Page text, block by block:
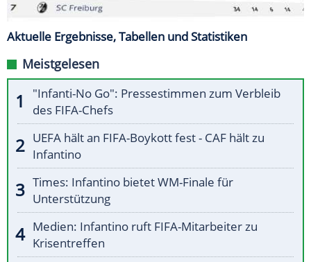
Aktuelle Ergebnisse, Tabellen und Statistiken
Meistgelesen
"Infanti-No Go": Pressestimmen zum Verbleib
des FIFA-Chefs
UEFA hält an FIFA-Boykott fest - CAF hält zu
Infantino
Times: Infantino bietet WM-Finale für
Unterstützung
Medien: Infantino ruft FIFA-Mitarbeiter zu
Krisentreffen